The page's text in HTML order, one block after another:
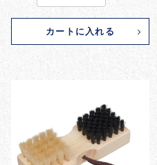
カートに入れる